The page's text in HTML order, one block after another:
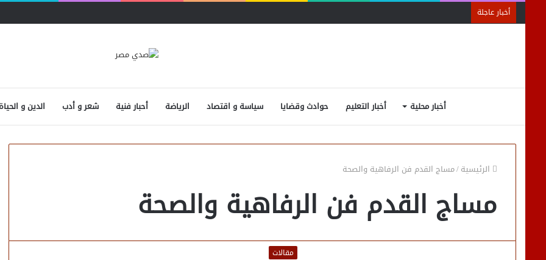
أخبار عاجلة
أخبار محلية أخبار التعليم حوادث وقضايا سياسة و اقتصاد الرياضة أحبار فنية شعر و أدب الدين و الحياة
الرئيسية/مساج القدم فن الرفاهية والصحة
مساج القدم فن الرفاهية والصحة
مقالات